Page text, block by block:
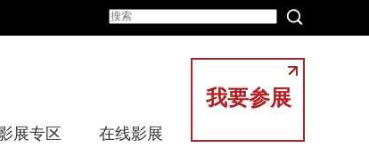
我要参展
展专区 在线影展